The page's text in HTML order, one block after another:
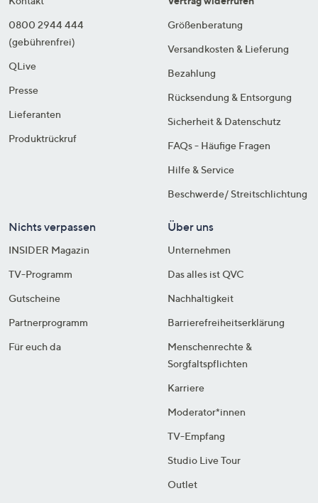
0800 2944 444
(gebührenfrei)
QLive
Presse
Lieferanten
Produktrückruf
Größenberatung
Versandkosten & Lieferung
Bezahlung
Rücksendung & Entsorgung
Sicherheit & Datenschutz
FAQs - Häufige Fragen
Hilfe & Service
Beschwerde/ Streitschlichtung
Nichts verpassen
INSIDER Magazin
TV-Programm
Gutscheine
Partnerprogramm
Für euch da
Über uns
Unternehmen
Das alles ist QVC
Nachhaltigkeit
Barrierefreiheitserklärung
Menschenrechte &
Sorgfaltspflichten
Karriere
Moderator*innen
TV-Empfang
Studio Live Tour
Outlet